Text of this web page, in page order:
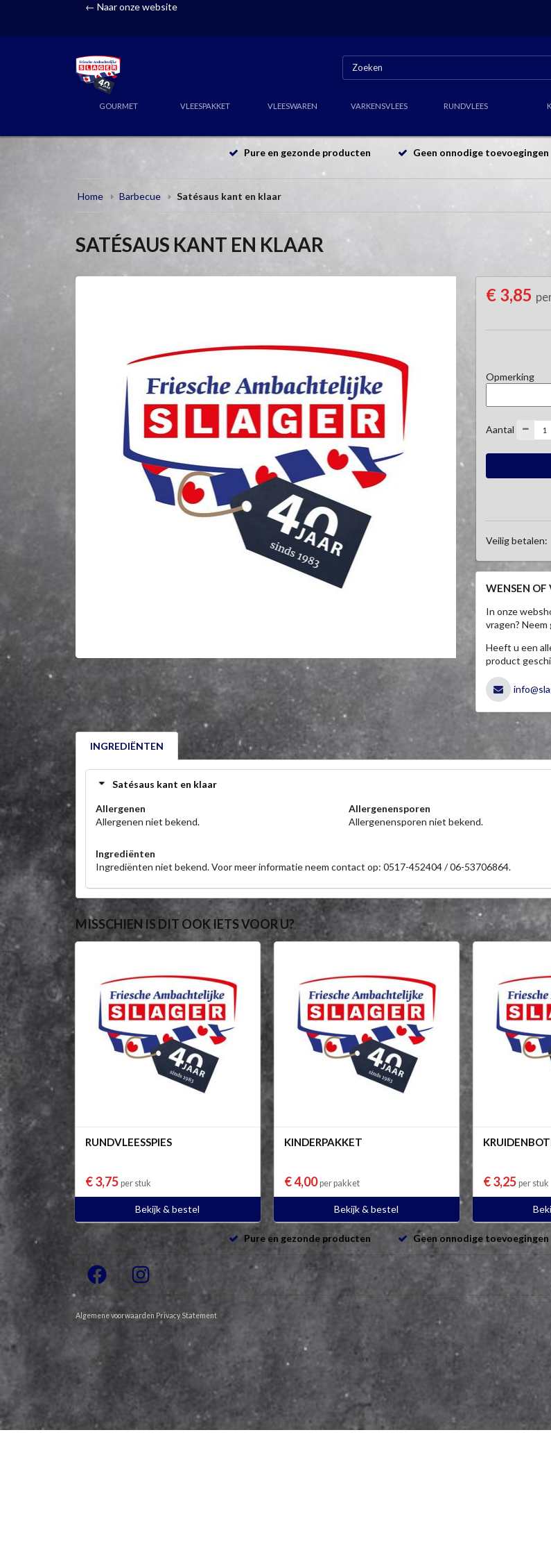
← Naar onze website
GOURMET VLEESPAKKET VLEESWAREN VARKENSVLEES RUNDVLEES
Pure en gezonde producten Geen onnodige toevoegingen
Home Barbecue Satésaus kant en klaar
SATÉSAUS KANT EN KLAAR
€ 3,85
Opmerking
Aantal
Veilig betalen:
WENSEN OF
In onze
vragen?
Heeft u een
product
INGREDIËNTEN
Satésaus kant en klaar
Allergenen
Allergenen niet bekend.
Allergenensporen
Allergenensporen niet bekend.
Ingrediënten
Ingrediënten niet bekend. Voor meer informatie neem contact op: 0517-452404 / 06-53706864.
MISSCHIEN IS DIT OOK IETS VOOR U?
RUNDVLEESSPIES
€ 3,75 per stuk
Bekijk & bestel
KINDERPAKKET
€ 4,00per pakket
Bekijk & bestel
€ 3,25 per stuk
Pure en gezonde producten Geen onnodige toevoegingen
Algemene voorwaarden Privacy Statement